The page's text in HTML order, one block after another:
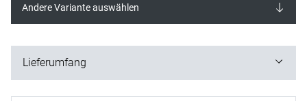
Andere Variante auswählen
Lieferumfang
5 Stück